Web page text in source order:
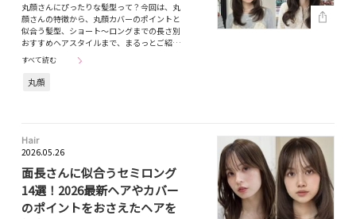
丸顔さんにぴったりな髪型って？今回は、丸
顔さんの特徴から、丸顔カバーのポイントと
似合う髪型、ショート～ロングまでの長さ別
おすすめヘアスタイルまで、まるっとご紹…
すべて読む
丸顔
Hair
2026.05.26
面長さんに似合うセミロング
14選！2026最新ヘアやカバー
のポイントをおさえたヘアを